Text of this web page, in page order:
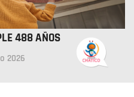
488 AÑOS
2026